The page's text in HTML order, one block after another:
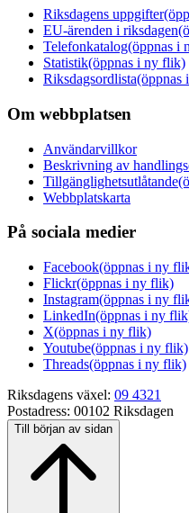
Riksdagens uppgifter
EU-ärenden i riksdagen
Telefonkatalog(öppnas i
Statistik(öppnas i ny flik)
Riksdagsordlista(öppnas
Om webbplatsen
Användarvillkor
Beskrivning av
Tillgänglighetsutlåtande
Webbplatskarta
På sociala medier
Facebook(öppnas i ny
Flickr(öppnas i ny flik)
Instagram(öppnas i ny
LinkedIn(öppnas i ny
X(öppnas i ny flik)
Youtube(öppnas i ny flik)
Threads(öppnas i ny flik)
Riksdagens växel: 09 4321
Postadress: 00102 Riksdagen
Till början av sidan